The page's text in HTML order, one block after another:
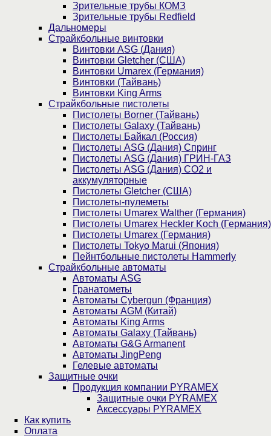
Зрительные трубы КОМЗ
Зрительные трубы Redfield
Дальномеры
Страйкбольные винтовки
Винтовки ASG (Дания)
Винтовки Gletcher (США)
Винтовки Umarex (Германия)
Винтовки (Тайвань)
Винтовки King Arms
Страйкбольные пистолеты
Пистолеты Borner (Тайвань)
Пистолеты Galaxy (Тайвань)
Пистолеты Байкал (Россия)
Пистолеты ASG (Дания) Спринг
Пистолеты ASG (Дания) ГРИН-ГАЗ
Пистолеты ASG (Дания) CO2 и
аккумуляторные
Пистолеты Gletcher (США)
Пистолеты-пулеметы
Пистолеты Umarex Walther (Германия)
Пистолеты Umarex Heckler Koch (Германия)
Пистолеты Umarex (Германия)
Пистолеты Tokyo Marui (Япония)
Пейнтбольные пистолеты Hammerly
Страйкбольные автоматы
Автоматы ASG
Гранатометы
Автоматы Cybergun (Франция)
Автоматы AGM (Китай)
Автоматы King Arms
Автоматы Galaxy (Тайвань)
Автоматы G&G Armanent
Автоматы JingPeng
Гелевые автоматы
Защитные очки
Продукция компании PYRAMEX
Защитные очки PYRAMEX
Аксессуары PYRAMEX
Как купить
Оплата